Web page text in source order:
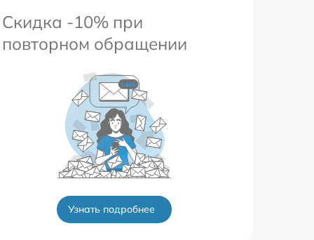
Скидка -10% при
повторном обращении
Узнать подробнее